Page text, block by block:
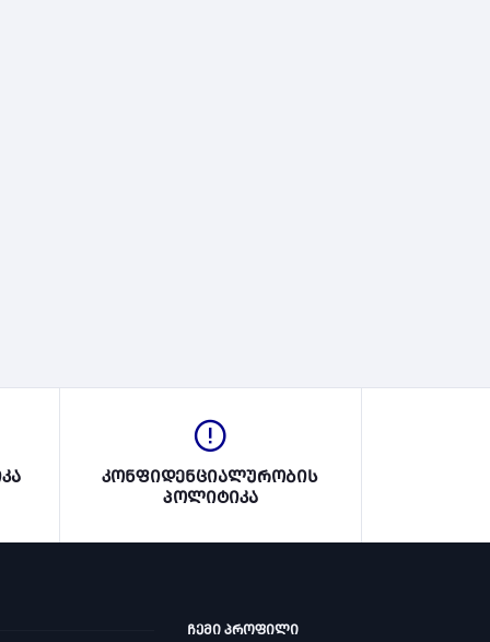
კონფიდენციალურობის
პოლიტიკა
ᲩᲔᲛᲘ ᲞᲠᲝᲤᲘᲚᲘ